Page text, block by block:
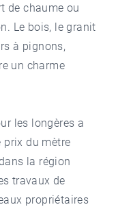
de chaume ou
Le bois, le granit
à pignons,
un charme
les longères a
prix du mètre
la région
travaux de
propriétaires